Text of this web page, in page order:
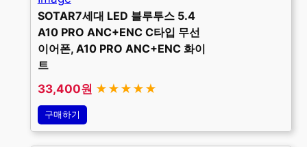
SOTAR7세대 LED 블루투스 5.4
A10 PRO ANC+ENC C타입 무선
이어폰, A10 PRO ANC+ENC 화이
트
33,400원 ★★★★★
구매하기